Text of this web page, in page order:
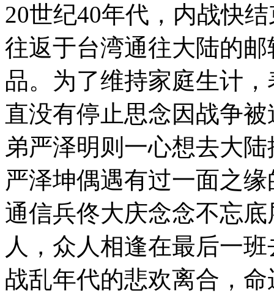
20世纪40年代，内战快
往返于台湾通往大陆的
品。为了维持家庭生计
直没有停止思念因战争
弟严泽明则一心想去大
严泽坤偶遇有过一面之
通信兵佟大庆念念不忘
人，众人相逢在最后一
战乱年代的悲欢离合，